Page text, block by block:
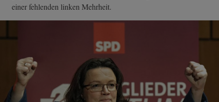
einer fehlenden linken Mehrheit.